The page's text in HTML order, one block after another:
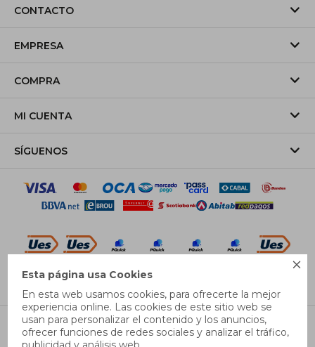

Esta página usa Cookies
En esta web usamos cookies, para ofrecerte la mejor
experiencia online. Las cookies de este sitio web se
usan para personalizar el contenido y los anuncios,
ofrecer funciones de redes sociales y analizar el tráfico,
M L XL
CONTACTO
EMPRESA
COMPRA
MI CUENTA
SÍGUENOS
© Copyright 2026 / Pricebox